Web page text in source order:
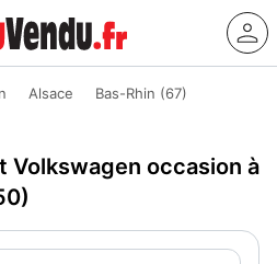
Alsace
Bas-Rhin (67)
Volkswagen occasion à